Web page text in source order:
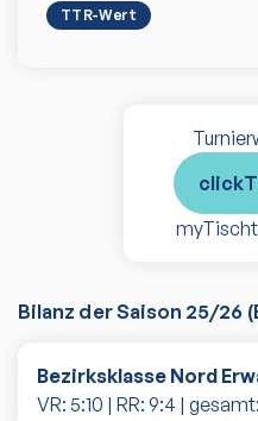
TTR-Wert
Bilanz der Saison 25/26 (
Bezirksklasse Nord
VR: 5:10 | RR: 9:4 | gesamt: